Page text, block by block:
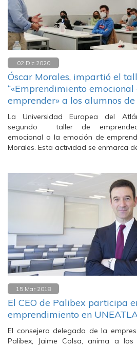
02 Dic 2020
Óscar Morales, impartió el
“«Emprendimiento
emprender» a los alumnos
La Universidad Europea del
segundo taller de
emocional o la emoción de
Morales. Esta actividad se enmarca
15 Mar 2018
El CEO de Palibex participa
emprendimiento en
El consejero delegado de la
Palibex, Jaime Colsa, anima a los